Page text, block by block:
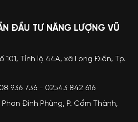
ĐẦU TƯ NĂNG LƯỢNG VŨ
101, Tỉnh lộ 44A, xã Long Điền, Tp.
936 736 - 02543 842 616
Đình Phùng, P. Cẩm Thành,